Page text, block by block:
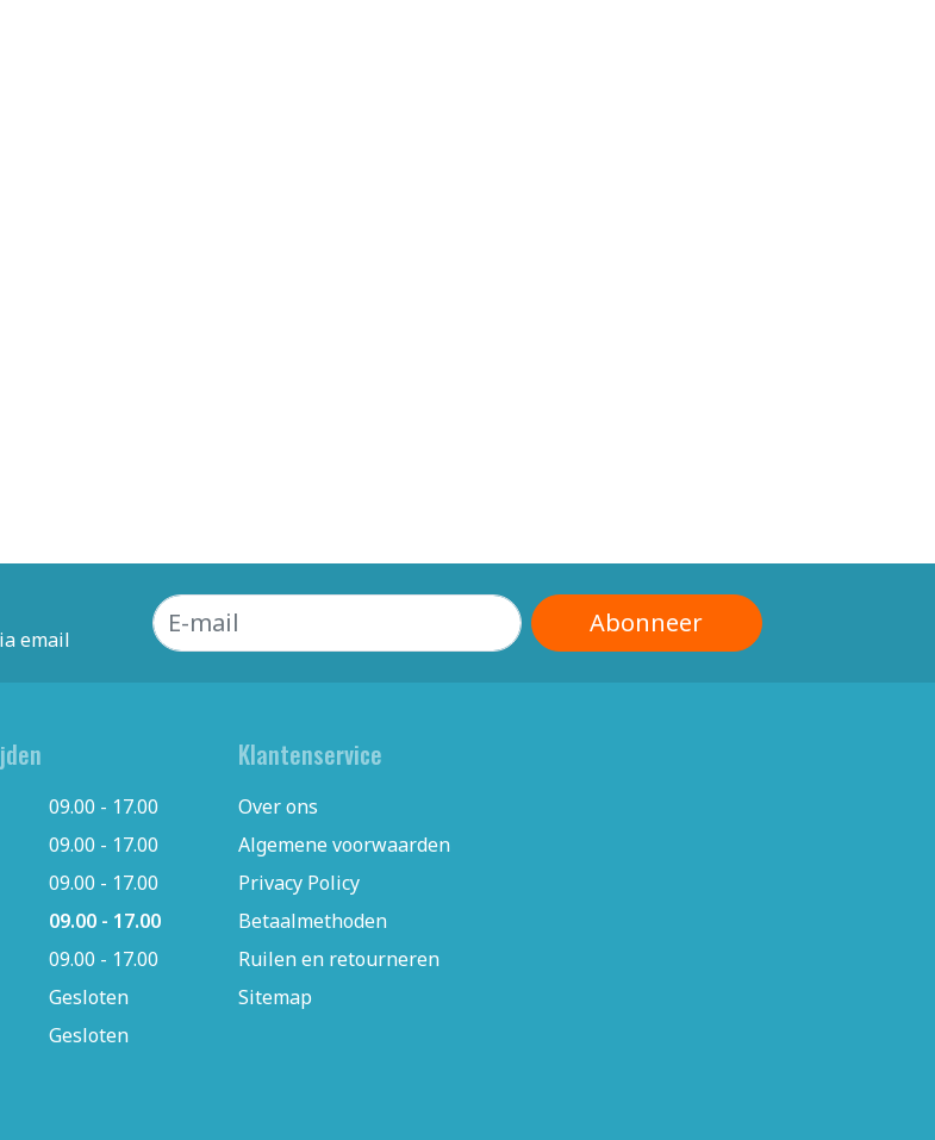
email
Abonneer
09.00 - 17.00
09.00 - 17.00
09.00 - 17.00
09.00 - 17.00
09.00 - 17.00
Gesloten
Gesloten
Klantenservice
Over ons
Algemene voorwaarden
Privacy Policy
Betaalmethoden
Ruilen en retourneren
Sitemap